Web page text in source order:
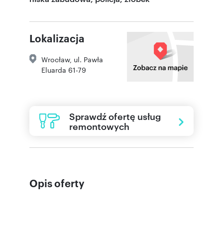
Lokalizacja
Wrocław, ul. Pawła
Eluarda 61-79
Sprawdź ofertę usług
remontowych
Opis oferty